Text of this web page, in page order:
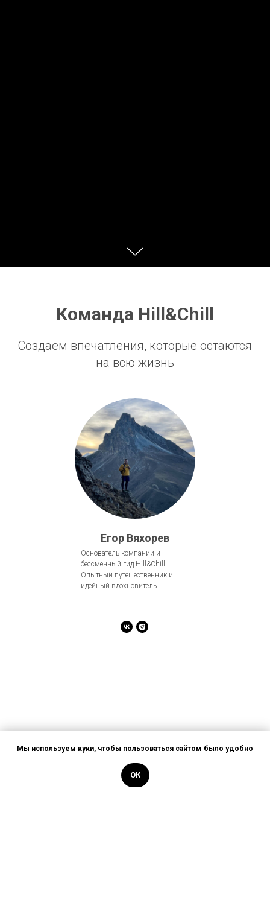
Мы используем куки, чтобы пользоваться сайтом было удобно
ОК
Команда Hill&Chill
Создаём впечатления, которые остаются
на всю жизнь
Егор Вяхорев
Основатель компании и
бессменный гид Hill&Chill.
Опытный путешественник и
идейный вдохновитель.